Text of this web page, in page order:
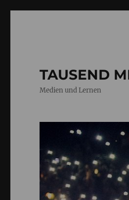
TAUSEND
Medien und Lernen